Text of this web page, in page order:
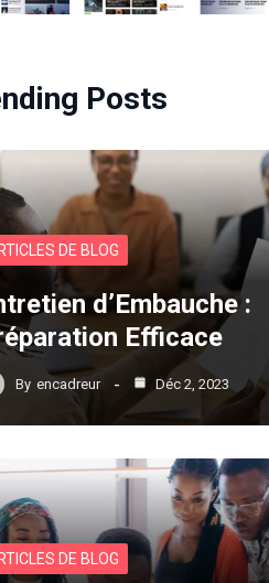
Posts
DE BLOG
d’Embauche :
Efficace
By encadreur Déc 2, 2023
DE BLOG